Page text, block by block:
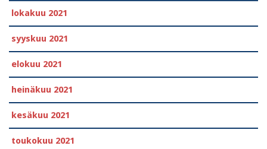
lokakuu 2021
syyskuu 2021
elokuu 2021
heinäkuu 2021
kesäkuu 2021
toukokuu 2021